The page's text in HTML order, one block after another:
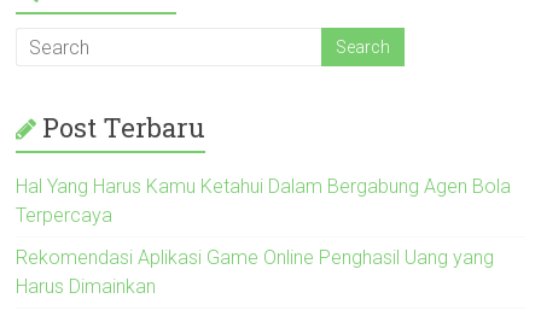
Post Terbaru
Hal Yang Harus Kamu Ketahui Dalam Bergabung Agen Bola
Terpercaya
Rekomendasi Aplikasi Game Online Penghasil Uang yang
Harus Dimainkan